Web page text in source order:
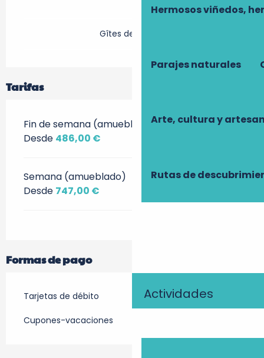
Hermosos viñedos,
Parajes naturales
Arte, cultura y
Rutas de
Actividades
Gîtes de France
Tarifas
Fin de semana (amueblado)
Desde 486,00 €
Semana (amueblado)
Desde 747,00 €
Formas de pago
Tarjetas de débito
Cupones-vacaciones